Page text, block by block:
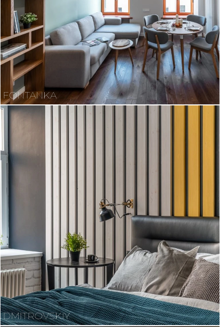
FONTANKA
DMITROVSKIY